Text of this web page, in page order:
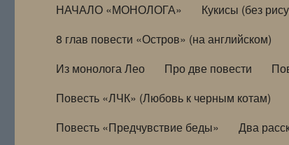
НАЧАЛО «МОНОЛОГА»
Кукисы (без
8 глав повести «Остров» (на английском)
Из монолога Лео
Про две повести
Повесть «ЛЧК» (Любовь к черным котам)
Повесть «Предчувствие беды»
Два